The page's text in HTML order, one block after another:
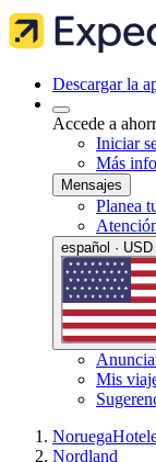
Descargar la
Accede a
Iniciar
Más
Mensajes
Planea
español · USD
Mis
Noruega
Nordland